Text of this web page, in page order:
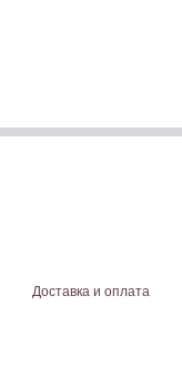
Доставка и оплата